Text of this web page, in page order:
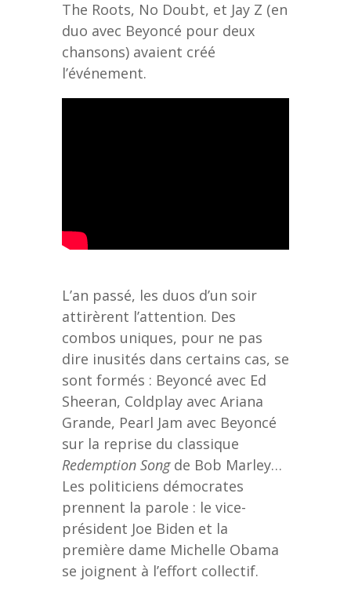
The Roots, No Doubt, et Jay Z (en
duo avec Beyoncé pour deux
chansons) avaient créé
l’événement.
L’an passé, les duos d’un soir
attirèrent l’attention. Des
combos uniques, pour ne pas
dire inusités dans certains cas, se
sont formés : Beyoncé avec Ed
Sheeran, Coldplay avec Ariana
Grande, Pearl Jam avec Beyoncé
sur la reprise du classique
Redemption Songde Bob Marley…
Les politiciens démocrates
prennent la parole : le vice-
président Joe Biden et la
première dame Michelle Obama
se joignent à l’effort collectif.